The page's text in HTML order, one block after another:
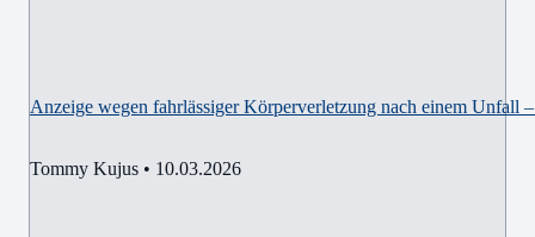
Anzeige wegen fahrlässiger Körperverletzung nach einem Unfall
Tommy Kujus • 10.03.2026